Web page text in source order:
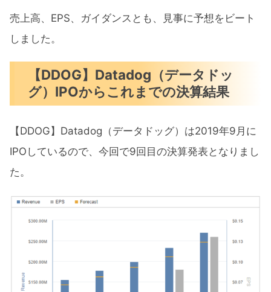
売上高、EPS、ガイダンスとも、見事に予想をビート
しました。
【DDOG】Datadog（データドッ
グ）IPOからこれまでの決算結果
【DDOG】Datadog（データドッグ）は2019年9月に
IPOしているので、今回で9回目の決算発表となりまし
た。